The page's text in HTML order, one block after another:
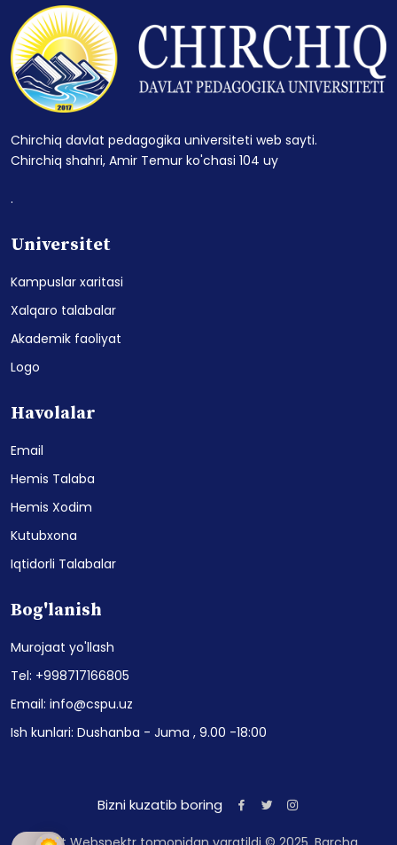
Chirchiq davlat pedagogika universiteti web sayti.
Chirchiq shahri, Amir Temur ko'chasi 104 uy
.
Universitet
Kampuslar xaritasi
Xalqaro talabalar
Akademik faoliyat
Logo
Havolalar
Email
Hemis Talaba
Hemis Xodim
Kutubxona
Iqtidorli Talabalar
Bog'lanish
Murojaat yo'llash
Tel: +998717166805
Email: info@cspu.uz
Ish kunlari: Dushanba - Juma , 9.00 -18:00
Bizni kuzatib boring